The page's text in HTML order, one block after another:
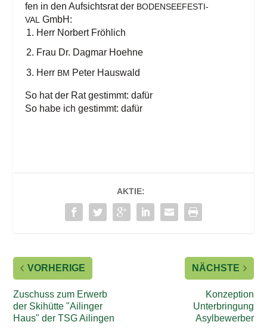
fen in den Auf­sichts­rat der BODEN­SEE­FES­TI­
VAL GmbH:
Herr Nor­bert Fröhlich
Frau Dr. Dag­mar Hoehne
Herr BM Peter Hauswald
So hat der Rat gestimmt: dafür
So habe ich gestimmt: dafür
AKTIE:
VORHERIGE
Zuschuss zum Erwerb
der Skihütte "Ailinger
Haus" der TSG Ailingen
NÄCHSTE
Konzeption
Unterbringung
Asylbewerber